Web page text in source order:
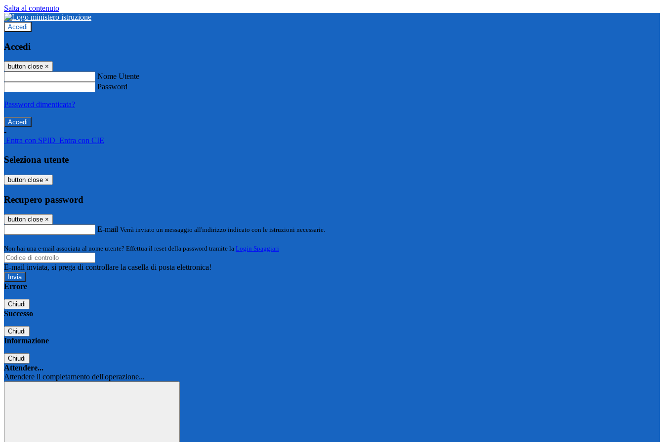
Salta al contenuto
Accedi
Accedi
button close ×
Nome Utente
Password
Password dimenticata?
-
Entra con SPID Entra con CIE
Seleziona utente
button close ×
Recupero password
button close ×
E-mail Verrà inviato un messaggio all'indirizzo indicato con le istruzioni necessarie.
Non hai una e-mail associata al nome utente? Effettua il reset della password tramite la Login Spaggiari
E-mail inviata, si prega di controllare la casella di posta elettronica!
Errore
Chiudi
Successo
Chiudi
Informazione
Chiudi
Attendere...
Attendere il completamento dell'operazione...